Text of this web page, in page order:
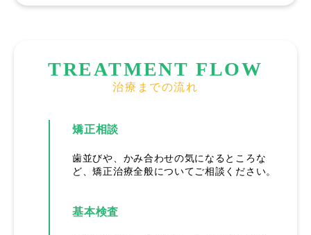
TREATMENT FLOW
治療までの流れ
矯正相談
歯並びや、かみ合わせの気になるところな
ど、矯正治療全般についてご相談ください。
基本検査